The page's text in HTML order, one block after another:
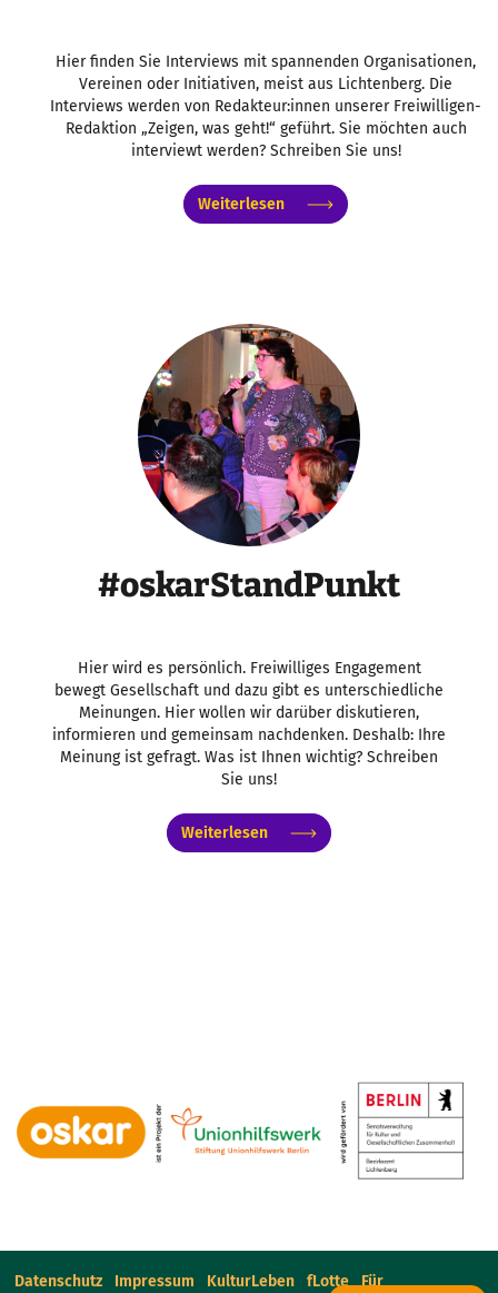
Hier finden Sie Interviews mit spannenden Organisationen,
Vereinen oder Initiativen, meist aus Lichtenberg. Die
Interviews werden von Redakteur:innen unserer Freiwilligen-
Redaktion „Zeigen, was geht!“ geführt. Sie möchten auch
interviewt werden? Schreiben Sie uns!
Weiterlesen
#oskarStandPunkt
Hier wird es persönlich. Freiwilliges Engagement
bewegt Gesellschaft und dazu gibt es unterschiedliche
Meinungen. Hier wollen wir darüber diskutieren,
informieren und gemeinsam nachdenken. Deshalb: Ihre
Meinung ist gefragt. Was ist Ihnen wichtig? Schreiben
Sie uns!
Weiterlesen
Datenschutz Impressum KulturLeben fLotte Für